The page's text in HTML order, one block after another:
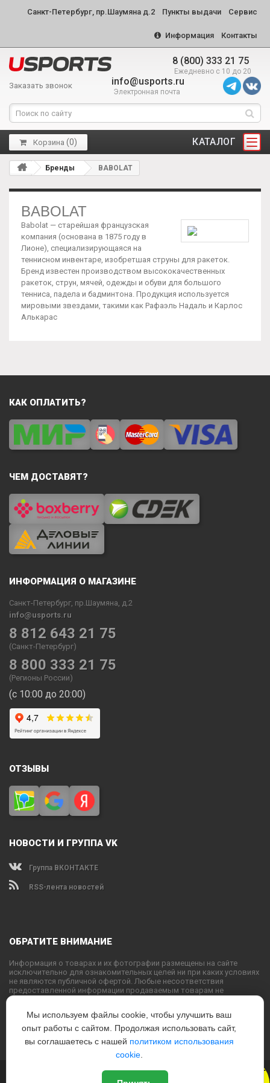
Санкт-Петербург, пр.Шаумяна д.2 Пункты выдачи Сервис
Информация Контакты
8 (800) 333 21 75
Ежедневно с 10 до 20
Заказать звонок info@usports.ru
Электронная почта
КАТАЛОГ
Корзина (0)
Бренды BABOLAT
BABOLAT
Babolat — старейшая французская
компания (основана в 1875 году в
Лионе), специализирующаяся на
теннисном инвентаре, изобретшая струны для ракеток.
Бренд известен производством высококачественных
ракеток, струн, мячей, одежды и обуви для большого
тенниса, падела и бадминтона. Продукция используется
мировыми звездами, такими как Рафаэль Надаль и Карлос
Алькарас
КАК ОПЛАТИТЬ?
ЧЕМ ДОСТАВЯТ?
ИНФОРМАЦИЯ О МАГАЗИНЕ
Санкт-Петербург, пр.Шаумяна, д.2
info@usports.ru
8 812 643 21 75
(Санкт-Петербург)
8 800 333 21 75
(Регионы России)
(с 10:00 до 20:00)
ОТЗЫВЫ
НОВОСТИ И ГРУППА VK
Группа ВКОНТАКТЕ
RSS-лента новостей
ОБРАТИТЕ ВНИМАНИЕ
Информация о товарах и их фотографии размещены на сайте
исключительно для ознакомительных целей ни при каких условиях
не являются публичной офертой. Любые несоответствия
предоставленной информации продаваемым товарам не
являются основанием для претензий, так как внешний вид и
свое усмотрение.
Использование текстовых или графических материалов с сайта
запрещено без согласования с администрацией USPORTS
Мы используем файлы cookie, чтобы улучшить ваш
опыт работы с сайтом. Продолжая использовать сайт,
вы соглашаетесь с нашей политиком использования
cookie.
Новый